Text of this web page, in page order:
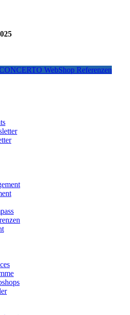
WebShop Referenzen